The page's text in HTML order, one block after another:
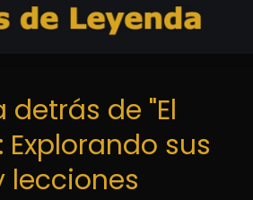
detrás de "El
Explorando sus
lecciones